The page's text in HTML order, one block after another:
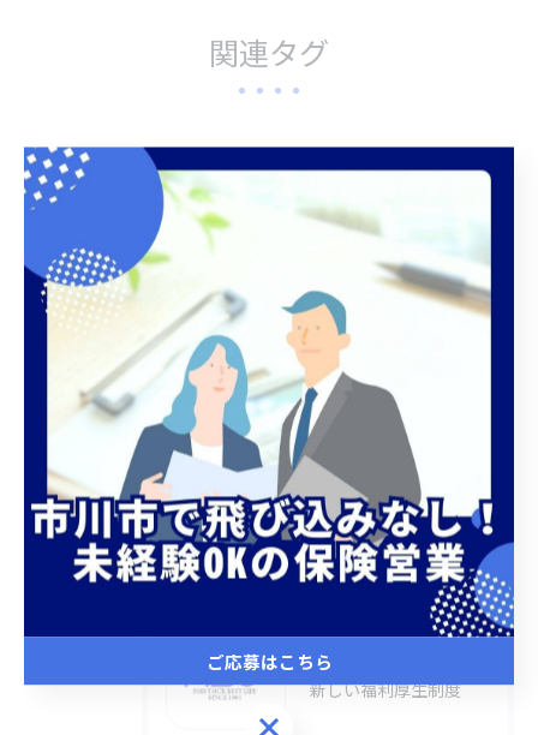
関連タグ
#健康経営 #認定
最近の投稿 Recent Posts
2026/07/20
新人採用
2026/07/15
1on1
2026/07/13
新しい福利厚生制度
ご応募はこちら
ご応募はこちら